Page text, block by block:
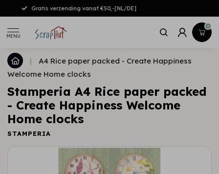
Gratis verzending vanaf €50,-[NL/DE]
MENU
0
|
A4 Rice paper packed - Create Happiness
Welcome Home clocks
Stamperia A4 Rice paper packed
- Create Happiness Welcome
Home clocks
STAMPERIA